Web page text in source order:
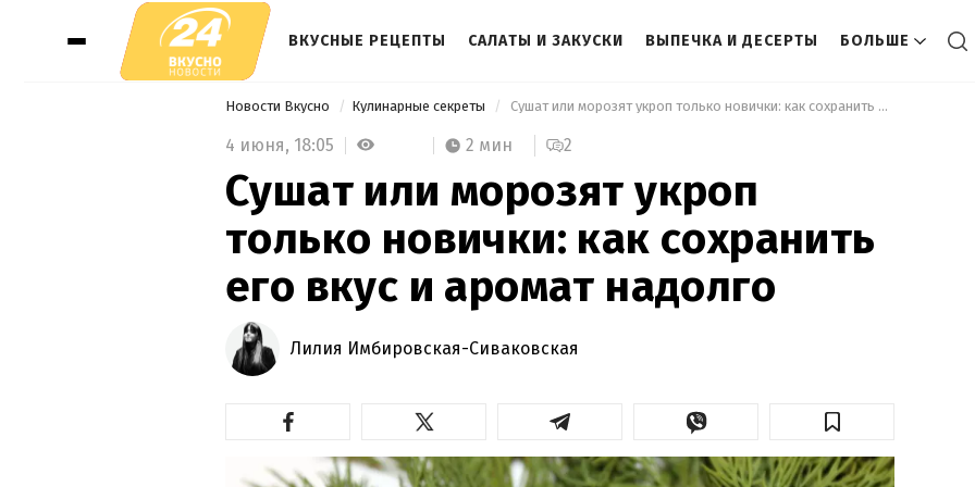
ВКУСНЫЕ РЕЦЕПТЫ САЛАТЫ И ЗАКУСКИ ВЫПЕЧКА И ДЕСЕРТЫ БОЛЬШЕ
Новости Вкусно Кулинарные секреты Сушат или морозят укроп только новички: как сохранить его вкус и аромат надолго
4 июня, 18:05 2 мин 2
Сушат или морозят укроп
только новички: как сохранить
его вкус и аромат надолго
Лилия Имбировская-Сиваковская